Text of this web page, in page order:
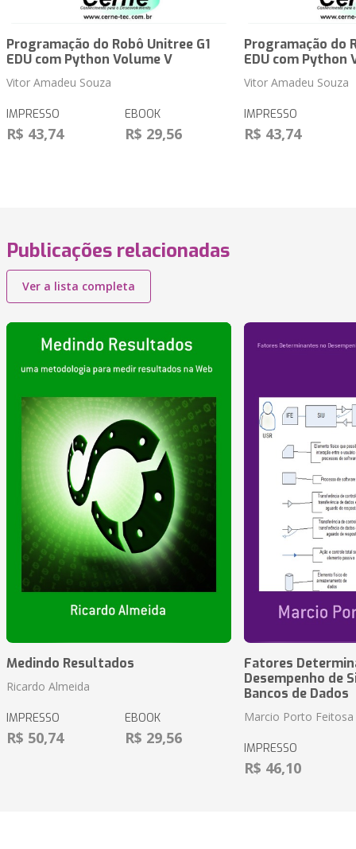
Programação do Robô Unitree G1
EDU com Python Volume V
Vitor Amadeu Souza
IMPRESSO
R$ 43,74
EBOOK
R$ 29,56
Programação do
EDU com Python
Vitor Amadeu Souza
IMPRESSO
R$ 43,74
Publicações relacionadas
Ver a lista completa
Medindo Resultados
Ricardo Almeida
IMPRESSO
R$ 50,74
EBOOK
R$ 29,56
Fatores
Desempenho de
Bancos de Dados
Marcio Porto Feitosa
IMPRESSO
R$ 46,10